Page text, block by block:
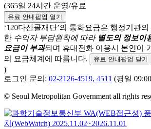
(365일 24시간 운영/유료
유료 안내팝업 열기
‘120다산콜재단’의 통화요금은 행정기관
한 수익자 부담원칙에 따라 별도의 정보이
요금이 부과되며 휴대전화 이용시 본인이
의 요금체계에 따릅니다.
유료 안내팝업 닫기
)
로그인 문의: 02-2126-4519, 4511 (평일
© Seoul Metropolitan Government all rights